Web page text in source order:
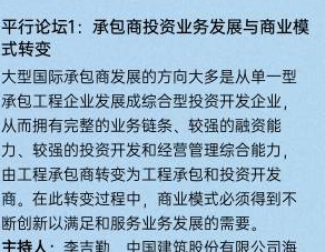
平行论坛1：承包商投资业务发展与商业模
式转变
大型国际承包商发展的方向大多是从单一型
承包工程企业发展成综合型投资开发企业，
从而拥有完整的业务链条、较强的融资能
力、较强的投资开发和经营管理综合能力，
由工程承包商转变为工程承包和投资开发
商。在此转变过程中，商业模式必须得到不
断创新以满足和服务业务发展的需要。
主持人：李吉勤，中国建筑股份有限公司海